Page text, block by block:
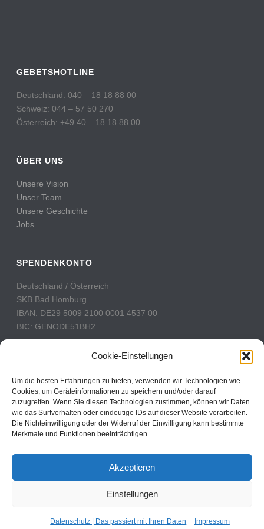
Cookie-Einstellungen
Um die besten Erfahrungen zu bieten, verwenden wir Technologien wie
Cookies, um Geräteinformationen zu speichern und/oder darauf
zuzugreifen. Wenn Sie diesen Technologien zustimmen, können wir Daten
wie das Surfverhalten oder eindeutige IDs auf dieser Website verarbeiten.
Die Nichteinwilligung oder der Widerruf der Einwilligung kann bestimmte
Merkmale und Funktionen beeinträchtigen.
Akzeptieren
Einstellungen
Datenschutz | Das passiert mit Ihren Daten Impressum
GEBETSHOTLINE
Deutschland: 040 – 18 18 88 00
Schweiz: 044 – 57 50 270
Österreich: +49 40 – 18 18 88 00
ÜBER UNS
Unsere Vision
Unser Team
Unsere Geschichte
Jobs
SPENDENKONTO
Deutschland / Österreich
SKB Bad Homburg
IBAN: DE29 5009 2100 0001 4537 00
BIC: GENODE51BH2
Konto: 60-742493-7
IBAN: CH31 0900 0000 6074 2493 7
BIC: POFICHBEXXX
CBN Deutschland © 2024
Kontakt
Impressum
Cookie Policy